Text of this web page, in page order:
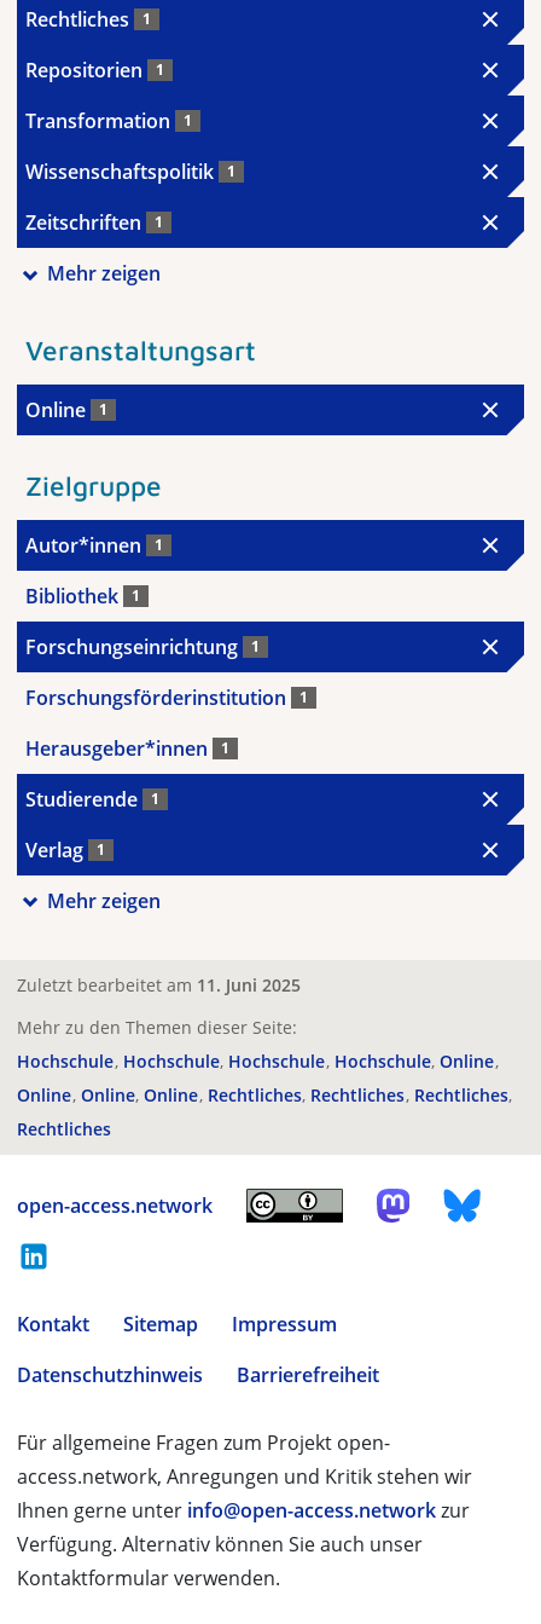
Rechtliches 1
Repositorien 1
Transformation 1
Wissenschaftspolitik 1
Zeitschriften 1
Mehr zeigen
Veranstaltungsart
Online 1
Zielgruppe
Autor*innen 1
Bibliothek 1
Forschungseinrichtung 1
Forschungsförderinstitution 1
Herausgeber*innen 1
Studierende 1
Verlag 1
Mehr zeigen
Zuletzt bearbeitet am 11. Juni 2025
Mehr zu den Themen dieser Seite:
Hochschule Hochschule Hochschule Hochschule Online
Online Online Online Rechtliches Rechtliches Rechtliches
Rechtliches
open-access.network
Kontakt Sitemap
Impressum
Datenschutzhinweis
Barrierefreiheit
Für allgemeine Fragen zum Projekt open-
access.network, Anregungen und Kritik stehen wir
Ihnen gerne unter info@open-access.networkzur
Verfügung. Alternativ können Sie auch unser
Kontaktformular verwenden.